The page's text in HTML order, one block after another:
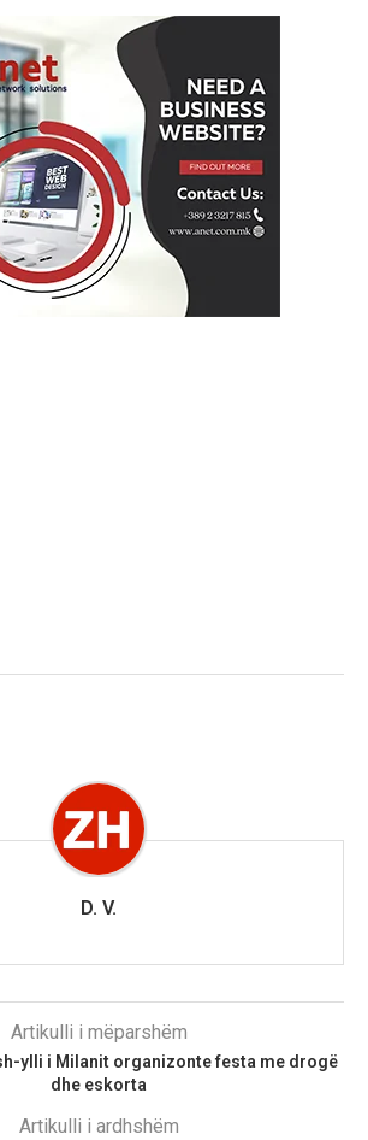
D. V.
Artikulli i mëparshëm
ylli i Milanit organizonte festa me drogë
dhe eskorta
Artikulli i ardhshëm